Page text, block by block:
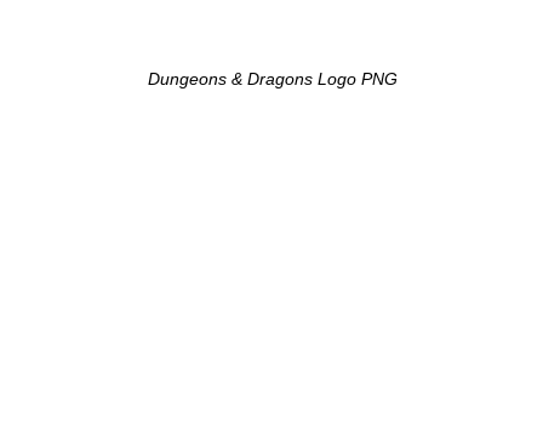
Dungeons & Dragons Logo PNG